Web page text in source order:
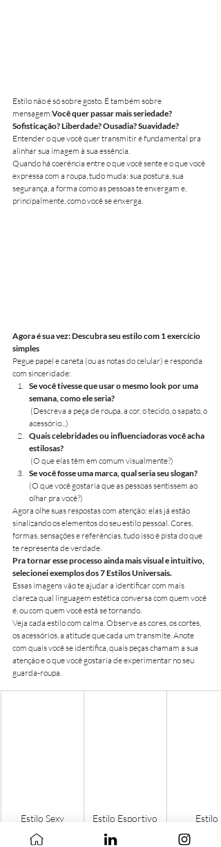
Estilo não é só sobre gosto. É também sobre
mensagem. Você quer passar mais seriedade?
Sofisticação? Liberdade? Ousadia? Suavidade?
Entender o que você quer transmitir é fundamental pra
alinhar sua imagem à sua essência.
Quando há coerência entre o que você sente e o que você
expressa com a roupa, tudo muda: sua postura, sua
segurança, a forma como as pessoas te enxergam e,
principalmente, como você se enxerga.
Agora é sua vez: Descubra seu estilo com 1 exercício
simples
Pegue papel e caneta (ou as notas do celular) e responda
com sinceridade:
Se você tivesse que usar o mesmo look por uma
semana, como ele seria?
acessório...)
Quais celebridades ou influenciadoras você acha
estilosas?
(O que elas têm em comum visualmente?)
Se você fosse uma marca, qual seria seu slogan?
(O que você gostaria que as pessoas sentissem ao
olhar pra você?)
Agora olhe suas respostas com atenção: elas já estão
sinalizando os elementos do seu estilo pessoal. Cores,
formas, sensações e referências, tudo isso é pista do que
te representa de verdade.
Pra tornar esse processo ainda mais visual e intuitivo,
selecionei exemplos dos 7 Estilos Universais.
Essas imagens vão te ajudar a identificar com mais
clareza qual linguagem estética conversa com quem você
é, ou com quem você está se tornando.
Veja cada estilo com calma. Observe as cores, os cortes,
os acessórios, a atitude que cada um transmite. Anote
com quais você se identifica, quais peças chamam a sua
atenção e o que você gostaria de experimentar no seu
guarda-roupa.
Estilo Sexy Estilo Esportivo
Estilo